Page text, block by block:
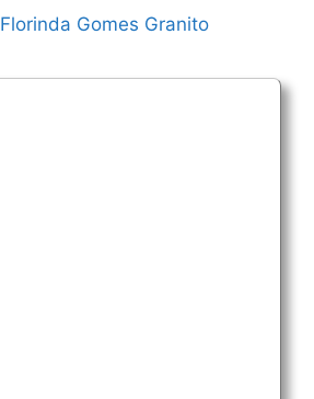
Florinda Gomes Granito